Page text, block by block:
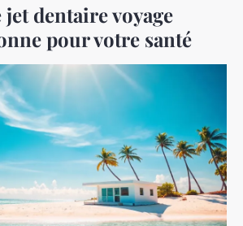
dentaire voyage
pour votre santé